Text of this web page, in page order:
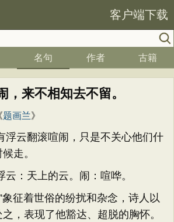
客户端下载
名句 作者 古籍
，来不相知去不留。
题画兰》
浮云翻滚喧闹，只是不关心他们什
走。
云：天上的云。闹：喧哗。
象征着世俗的纷扰和杂念，诗人以
，表现了他豁达、超脱的胸怀。